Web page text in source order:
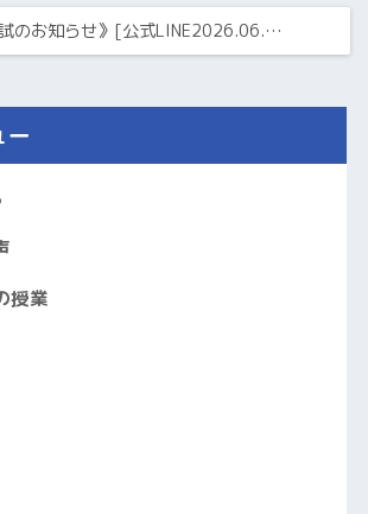
試のお知らせ》[公式LINE2026.06.…
ー
授業